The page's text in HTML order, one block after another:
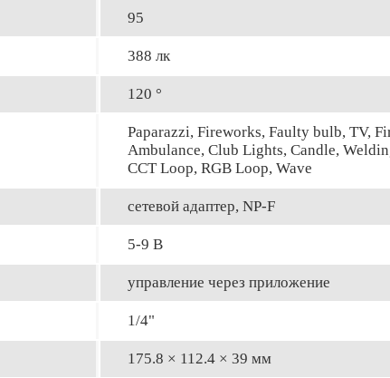
95
388 лк
120 °
Paparazzi, Fireworks, Faulty bulb, TV,
Ambulance, Club Lights, Candle,
CCT Loop, RGB Loop, Wave
сетевой адаптер, NP-F
5-9 В
управление через приложение
1/4"
175.8 × 112.4 × 39 мм